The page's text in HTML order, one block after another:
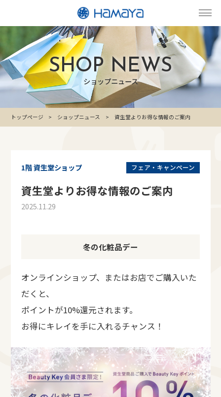
SHOP NEWS
ショップニュース
トップページ ショップニュース 資生堂よりお得な情報のご案内
フェア・キャンペーン
1階 資生堂ショップ
資生堂よりお得な情報のご案内
2025.11.29
冬の化粧品デー
オンラインショップ、またはお店でご購入いた
だくと、
ポイントが10%還元されます。
お得にキレイを手に入れるチャンス！